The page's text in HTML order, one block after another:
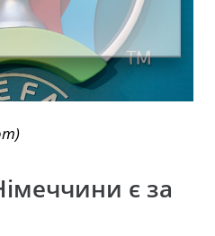
є за